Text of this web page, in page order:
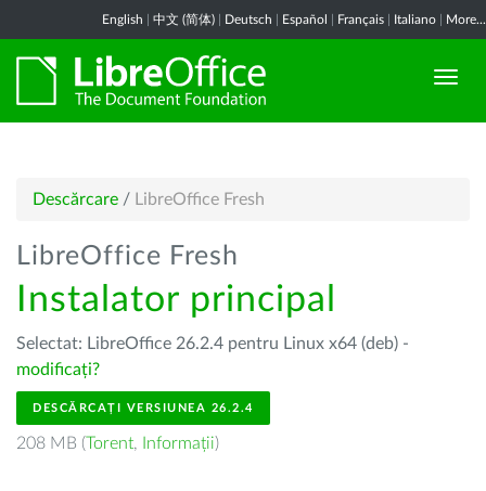
English 中文 (简体) Deutsch Español Français Italiano More...
Descărcare / LibreOffice Fresh
LibreOffice Fresh
Instalator principal
Selectat: LibreOffice 26.2.4 pentru Linux x64 (deb) -
modificați?
DESCĂRCAȚI VERSIUNEA 26.2.4
208 MB (Torent, Informații)